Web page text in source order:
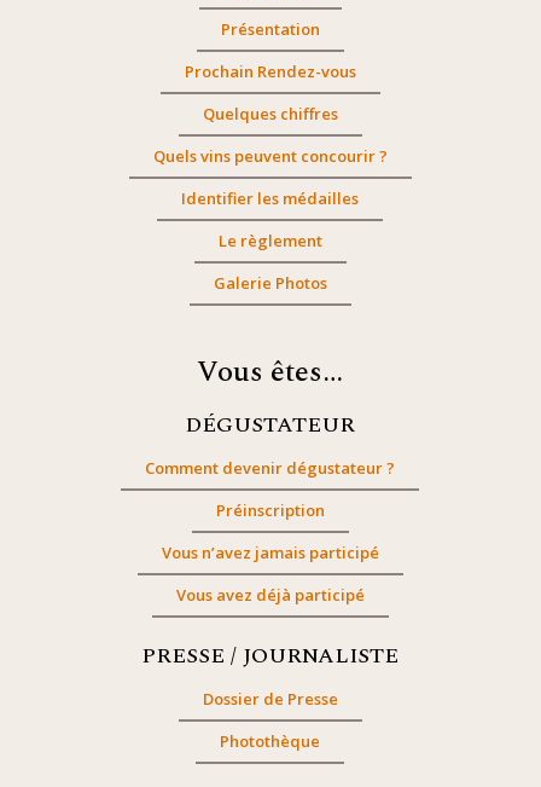
Présentation
Prochain Rendez-vous
Quelques chiffres
Quels vins peuvent concourir ?
Identifier les médailles
Le règlement
Galerie Photos
Vous êtes…
DÉGUSTATEUR
Comment devenir dégustateur ?
Préinscription
Vous n’avez jamais participé
Vous avez déjà participé
PRESSE / JOURNALISTE
Dossier de Presse
Photothèque